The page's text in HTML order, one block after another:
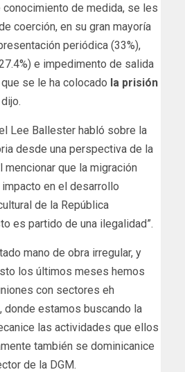
de medida, se les
coerción, en su gran mayoría
periódica (33%),
e impedimento de salida
se le ha colocado la prisión
dijo.
Lee Ballester habló sobre la
desde una perspectiva de la
mencionar que la migración
en el desarrollo
de la República
es partido de una ilegalidad”.
mano de obra irregular, y
los últimos meses hemos
con sectores eh
estamos buscando la
las actividades que ellos
también se dominicanice
de la DGM.